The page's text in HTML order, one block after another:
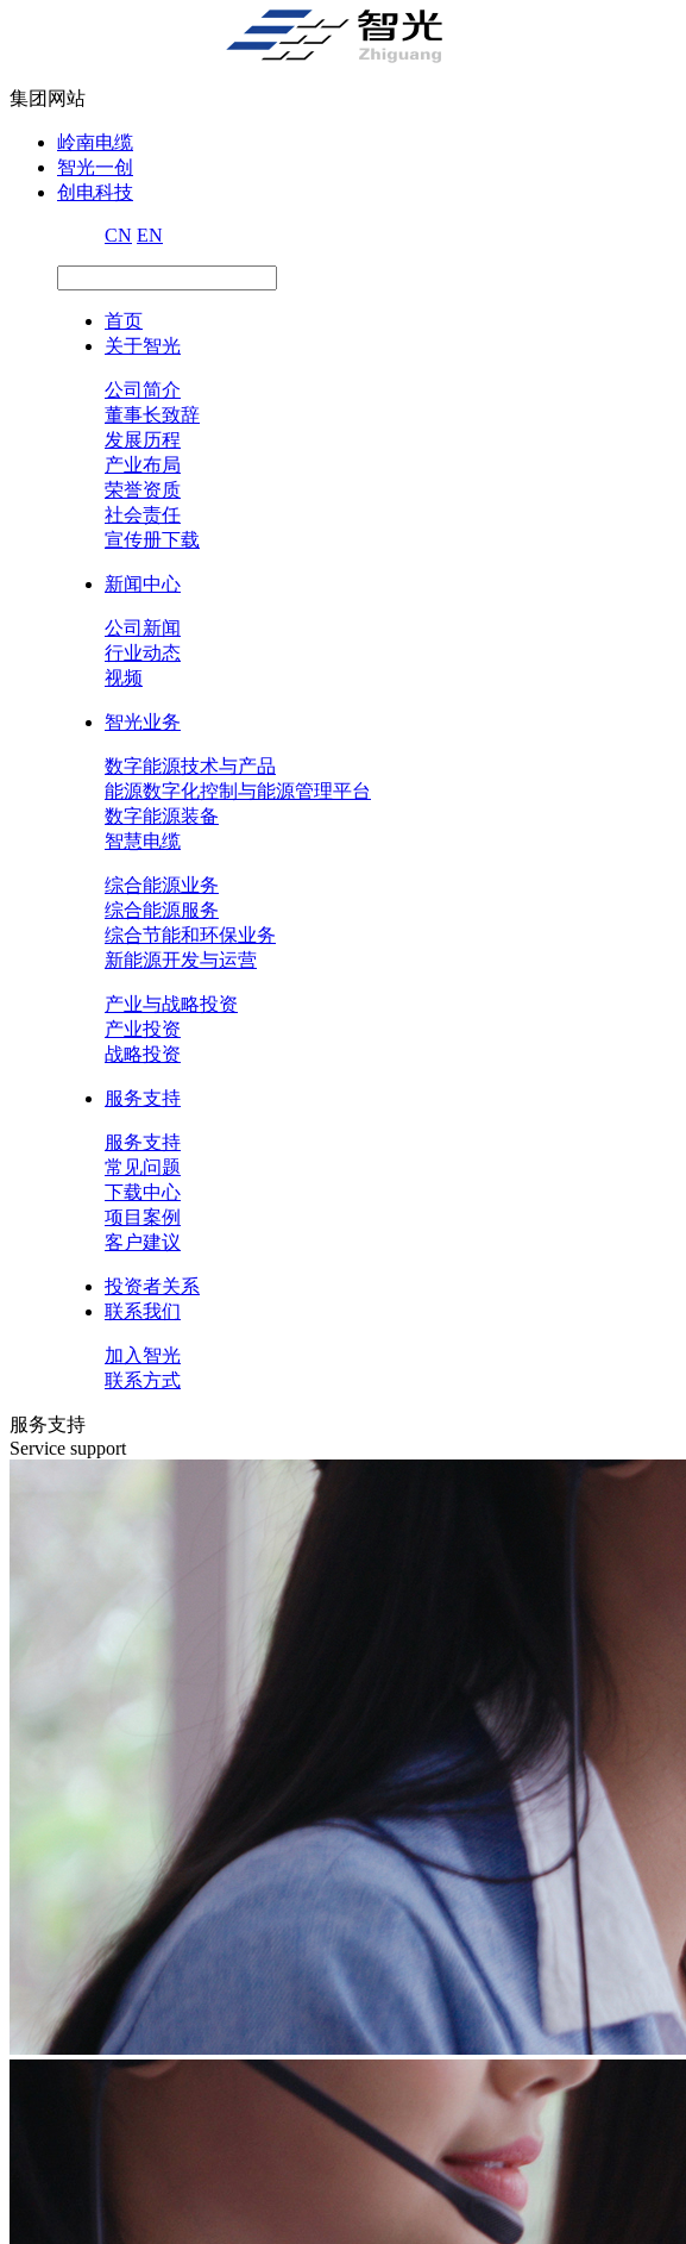
集团网站
岭南电缆
智光一创
创电科技
CN EN
首页
关于智光
公司简介
董事长致辞
发展历程
产业布局
荣誉资质
社会责任
宣传册下载
新闻中心
公司新闻
行业动态
视频
智光业务
数字能源技术与产品
能源数字化控制与能源管理平台
数字能源装备
智慧电缆
综合能源业务
综合能源服务
综合节能和环保业务
新能源开发与运营
产业与战略投资
产业投资
战略投资
服务支持
服务支持
常见问题
下载中心
项目案例
客户建议
投资者关系
联系我们
加入智光
联系方式
服务支持
Service support